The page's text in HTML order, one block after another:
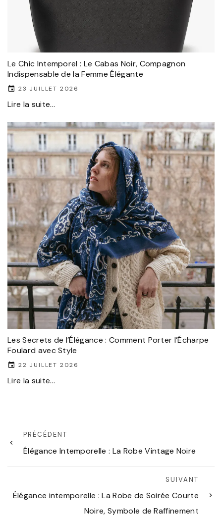
Le Chic Intemporel : Le Cabas Noir, Compagnon
Indispensable de la Femme Élégante
23 JUILLET 2026
Lire la suite...
Les Secrets de l’Élégance : Comment Porter l’Écharpe
Foulard avec Style
22 JUILLET 2026
Lire la suite...
PRÉCÉDENT
Élégance Intemporelle : La Robe Vintage Noire
SUIVANT
Élégance intemporelle : La Robe de Soirée Courte
Noire, Symbole de Raffinement